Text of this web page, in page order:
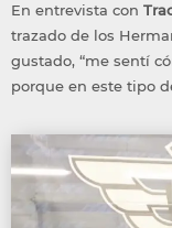
En entrevista con
trazado de los
gustado, “me sentí
porque en este tipo